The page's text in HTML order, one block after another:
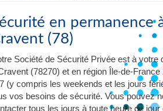
en permanence
(78)
Société de Sécurité Privée est à votre
(78270) et en région Île-de-France
(y compris les weekends et les jours
vos besoins de sécurité. Vous pouvez
tous les jours à toute heure de